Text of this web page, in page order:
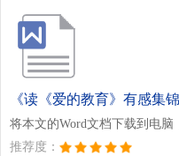
《读《爱的教育》有感集锦
将本文的Word文档下载到电脑
推荐度：